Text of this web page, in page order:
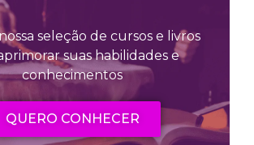
seleção de cursos e livros
suas habilidades e
conhecimentos
QUERO CONHECER